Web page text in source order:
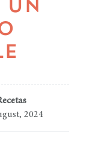
UN
2024